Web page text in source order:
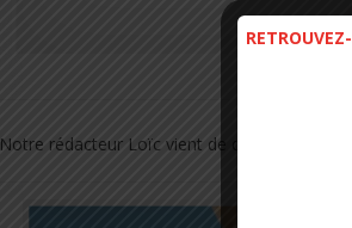
Notre rédacteur Loïc vient de débuter le